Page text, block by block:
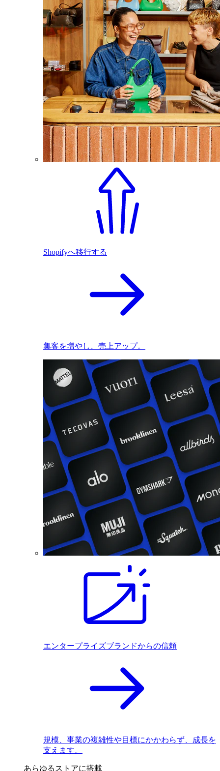
Shopifyへ移行する
集客を増やし、売上アップ。
エンタープライズブランドからの信頼
規模、事業の複雑性や目標にかかわらず、成長を
支えます。
あらゆるストアに搭載